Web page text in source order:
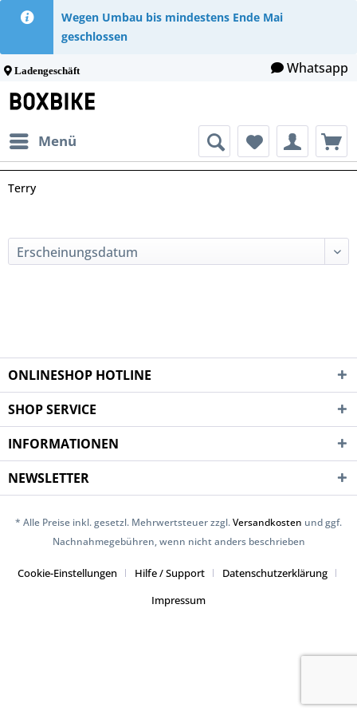
Wegen Umbau bis mindestens Ende Mai
geschlossen
Ladengeschäft Whatsapp
Menü
Terry
ONLINESHOP HOTLINE
SHOP SERVICE
INFORMATIONEN
NEWSLETTER
* Alle Preise inkl. gesetzl. Mehrwertsteuer zzgl.Versandkosten und ggf.
Nachnahmegebühren, wenn nicht anders beschrieben
Cookie-Einstellungen Hilfe / Support
Datenschutzerklärung
Impressum